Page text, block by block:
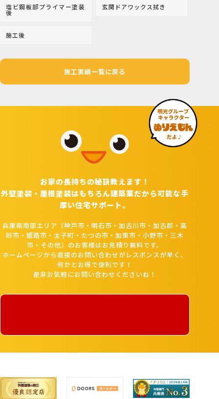
塩ビ鋼板部プライマー塗装
後
玄関ドアワックス拭き
施工後
施工実績一覧に戻る
お家の長持ちの秘訣教えます！
外壁塗装・屋根塗装はもちろん建築業だから可能な手
厚い住宅サポート。
兵庫県南部エリア（神戸市・明石市・加古川市・加古郡・高
砂市・姫路市・太子町・たつの市・加東市・小野市・三木
市・その他）のお客様はお見積り無料です。
ホームページから直接のお問い合わせがレスポンスが早く、
何かとお得で便利です！
是非お気軽にお問い合わせくださいね！